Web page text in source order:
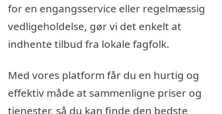
for en engangsservice eller regelmæssig
vedligeholdelse, gør vi det enkelt at
indhente tilbud fra lokale fagfolk.
Med vores platform får du en hurtig og
effektiv måde at sammenligne priser og
tjenester, så du kan finde den bedste